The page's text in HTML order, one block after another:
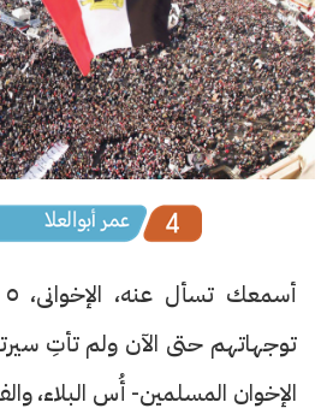
توجهاتهم حتى الآن ولم تأتِ
الإخوان المسلمين- أُس البلاء،